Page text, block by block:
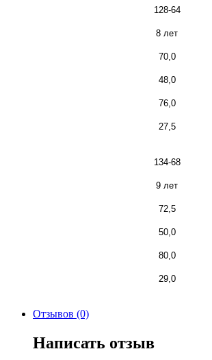
128-64
8 лет
70,0
48,0
76,0
27,5
134-68
9 лет
72,5
50,0
80,0
29,0
Отзывов (0)
Написать отзыв